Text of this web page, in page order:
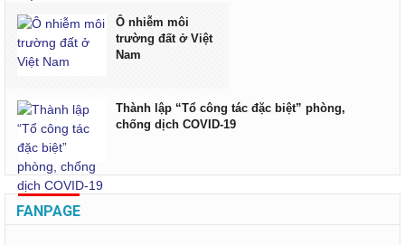
Ô nhiễm môi
trường đất ở Việt
Nam
Thành lập “Tổ công tác đặc biệt” phòng,
chống dịch COVID-19
FANPAGE